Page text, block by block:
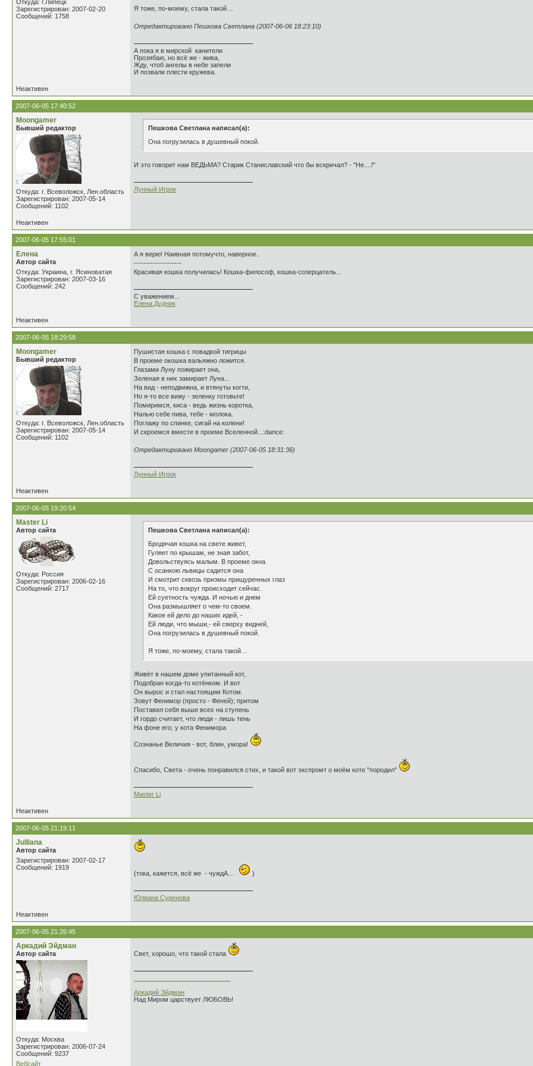
Откуда: г.Липецк
Зарегистрирован: 2007-02-20
Сообщений: 1758
Я тоже, по-моему, стала такой…
Отредактировано Пешкова Светлана (2007-06-06 18:23:10)
А пока я в мирской канители
Прозябаю, но всё же - жива,
Жду, чтоб ангелы в небе запели
И позвали плести кружева.
Неактивен
2007-06-05 17:40:52
Moongamer
Бывший редактор
Откуда: г. Всеволожск, Лен.область
Зарегистрирован: 2007-05-14
Сообщений: 1102
Пешкова Светлана написал(а):
Она погрузилась в душевный покой.
И это говорит нам ВЕДЬМА? Старик Станиславский что бы вскричал? - "Не....!"
Лунный Игрок
Неактивен
2007-06-05 17:55:01
Елена
Автор сайта
Откуда: Украина, г. Ясиноватая
Зарегистрирован: 2007-03-16
Сообщений: 242
А я верю! Наивная потомучто, наверное..
--------------------
Красивая кошка получилась! Кошка-философ, кошка-созерцатель...
С уважением...
Елена Дудник
Неактивен
2007-06-05 18:29:58
Moongamer
Бывший редактор
Откуда: г. Всеволожск, Лен.область
Зарегистрирован: 2007-05-14
Сообщений: 1102
Пушистая кошка с повадкой тигрицы
В проеме окошка вальяжно ложится.
Глазами Луну пожирает она,
Зеленая в них замирает Луна...
На вид - неподвижна, и втянуты когти,
Но я-то все вижу - зеленку готовьте!
Помиримся, киса - ведь жизнь коротка,
Налью себе пива, тебе - молока.
Поглажу по спинке, сигай на колени!
И скроемся вместе в проеме Вселенной...:dance:
Отредактировано Moongamer (2007-06-05 18:31:36)
Лунный Игрок
Неактивен
2007-06-05 19:20:54
Master Li
Автор сайта
Откуда: Россия
Зарегистрирован: 2006-02-16
Сообщений: 2717
Пешкова Светлана написал(а):
Бродячая кошка на свете живет,
Гуляет по крышам, не зная забот,
Довольствуясь малым. В проеме окна
С осанкою львицы садится она
И смотрит сквозь призмы прищуренных глаз
На то, что вокруг происходит сейчас.
Ей суетность чужда. И ночью и днем
Она размышляет о чем-то своем.
Какое ей дело до наших идей, -
Ей люди, что мыши,- ей сверху видней,
Она погрузилась в душевный покой.
Я тоже, по-моему, стала такой…
Живёт в нашем доме упитанный кот,
Подобран когда-то котёнком. И вот
Он вырос и стал настоящим Котом.
Зовут Фенимор (просто - Феней); притом
Поставил себя выше всех на ступень
И гордо считает, что люди - лишь тень
На фоне его; у кота Фенимора
Сознанье Величия - вот, блин, умора!
Спасибо, Света - очень понравился стих, и такой вот экспромт о моём коте "породил"
Master Li
Неактивен
2007-06-05 21:19:11
Julliana
Автор сайта
Зарегистрирован: 2007-02-17
Сообщений: 1919
(тока, кажется, всё же - чуждА...
)
Юлиана Суренова
Неактивен
2007-06-05 21:26:45
Аркадий Эйдман
Автор сайта
Откуда: Москва
Зарегистрирован: 2006-07-24
Сообщений: 9237
Вебсайт
Свет, хорошо, что такой стала
Аркадий Эйдман
Над Миром царствует ЛЮБОВЬ!